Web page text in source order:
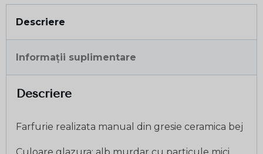
Descriere
Informații suplimentare
Descriere
Farfurie realizata manual din gresie ceramica bej